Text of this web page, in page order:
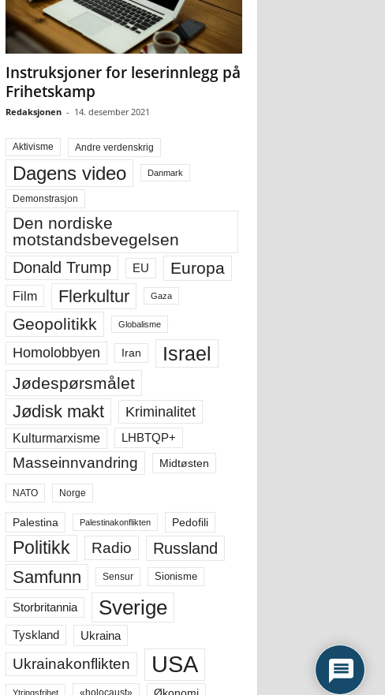
Instruksjoner for leserinnlegg på
Frihetskamp
Redaksjonen - 14. desember 2021
Aktivisme Andre verdenskrig
Dagens video Danmark
Demonstrasjon
Den nordiske
motstandsbevegelsen
Donald Trump EU Europa
Film Flerkultur Gaza
Geopolitikk Globalisme
Homolobbyen Iran Israel
Jødespørsmålet
Jødisk makt Kriminalitet
Kulturmarxisme LHBTQP+
Masseinnvandring Midtøsten
NATO Norge
Palestina Palestinakonflikten Pedofili
Politikk Radio Russland
Samfunn Sensur Sionisme
Storbritannia Sverige
Tyskland Ukraina
Ukrainakonflikten USA
Ytringsfrihet